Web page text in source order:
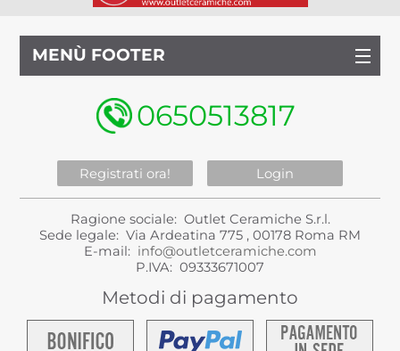
MENÙ FOOTER
0650513817
Registrati ora! Login
Ragione sociale: Outlet Ceramiche S.r.l.
Sede legale: Via Ardeatina 775 , 00178 Roma RM
E-mail: info@outletceramiche.com
P.IVA: 09333671007
Metodi di pagamento